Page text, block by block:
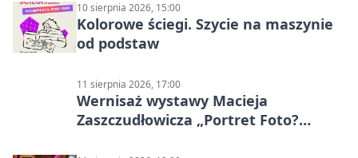
10 sierpnia 2026, 15:00
Kolorowe ściegi. Szycie na maszynie
od podstaw
11 sierpnia 2026, 17:00
Wernisaż wystawy Macieja
Zaszczudłowicza „Portret Foto?